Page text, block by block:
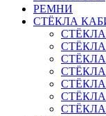
РЕМНИ
СТЁКЛА
СТЁКЛА
СТЁКЛА
СТЁКЛА
СТЁКЛА
СТЁКЛА
СТЁКЛА
СТЁКЛА